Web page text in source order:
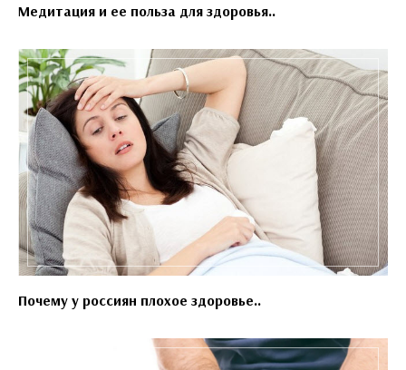
Медитация и ее польза для здоровья..
Почему у россиян плохое здоровье..